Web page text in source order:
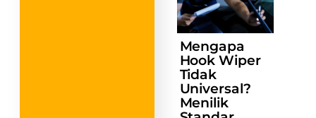
Mengapa
Hook Wiper
Tidak
Universal?
Menilik